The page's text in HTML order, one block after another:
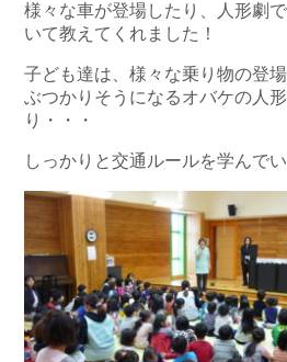
様々な車が登場したり、人形劇
いて教えてくれました！
子ども達は、様々な乗り物の登
ぶつかりそうになるオバケの人
り・・・
しっかりと交通ルールを学んでい